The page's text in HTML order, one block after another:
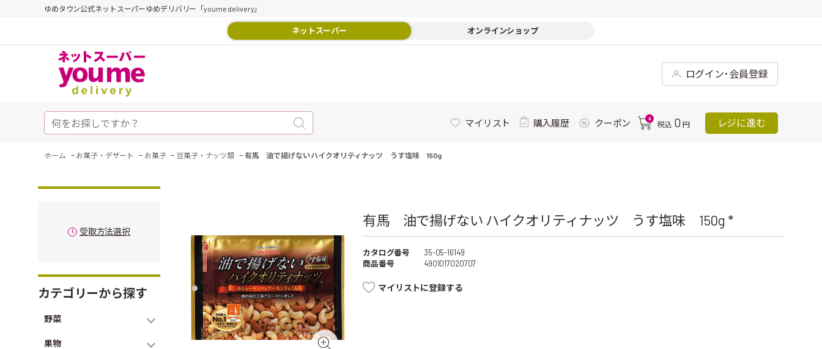
ゆめタウン公式ネットスーパーゆめデリバリー「youme delivery」
ネットスーパー オンラインショップ
ログイン･会員登録
マイリスト 購入履歴 クーポン 0
税込 0 円 レジに進む
ホーム - お菓子・デザート - お菓子 - 豆菓子・ナッツ類 - 有馬 油で揚げない ハイクオリティナッツ うす塩味 150g
受取方法選択
カテゴリーから探す
野菜
果物
有馬 油で揚げない ハイクオリティナッツ うす塩味 150g *
カタログ番号
35-05-16149
商品番号
4901017020707
マイリストに登録する